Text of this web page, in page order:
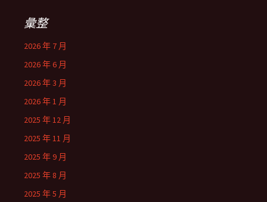
彙整
2026 年 7 月
2026 年 6 月
2026 年 3 月
2026 年 1 月
2025 年 12 月
2025 年 11 月
2025 年 9 月
2025 年 8 月
2025 年 5 月